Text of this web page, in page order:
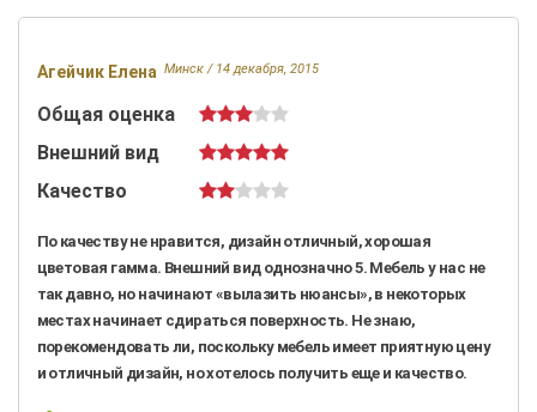
Агейчик Елена Минск / 14 декабря, 2015
Общая оценка
Внешний вид
Качество
По качеству не нравится, дизайн отличный, хорошая
цветовая гамма. Внешний вид однозначно 5. Мебель у нас не
так давно, но начинают «вылазить нюансы», в некоторых
местах начинает сдираться поверхность. Не знаю,
порекомендовать ли, поскольку мебель имеет приятную цену
и отличный дизайн, но хотелось получить еще и качество.